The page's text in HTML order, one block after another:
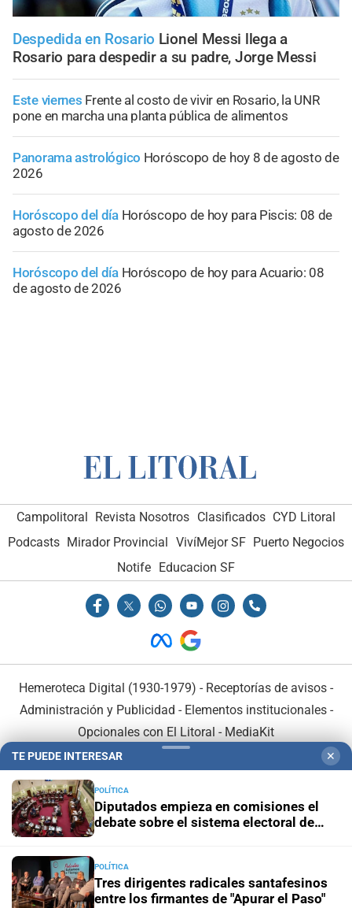
Despedida en Rosario Lionel Messi llega a
Rosario para despedir a su padre, Jorge Messi
Este viernes Frente al costo de vivir en Rosario, la UNR
pone en marcha una planta pública de alimentos
Panorama astrológico Horóscopo de hoy 8 de agosto de
2026
Horóscopo del día Horóscopo de hoy para Piscis: 08 de
agosto de 2026
Horóscopo del día Horóscopo de hoy para Acuario: 08
de agosto de 2026
Campolitoral Revista Nosotros Clasificados CYD Litoral
Podcasts Mirador Provincial VivíMejor SF Puerto Negocios
Notife Educacion SF
Hemeroteca Digital (1930-1979) - Receptorías de avisos -
Administración y Publicidad - Elementos institucionales-
Opcionales con El Litoral - MediaKit
En Asociación con:
TE PUEDE INTERESAR ✕
POLÍTICA
Diputados empieza en comisiones el
debate sobre el sistema electoral de
POLÍTICA
Tres dirigentes radicales santafesinos
entre los firmantes de "Apurar el Paso"